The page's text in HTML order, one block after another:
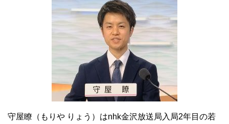
守屋瞭（もりや りょう）はnhk金沢放送局入局2年目の若